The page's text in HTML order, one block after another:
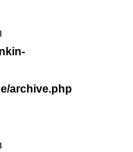
archive.php